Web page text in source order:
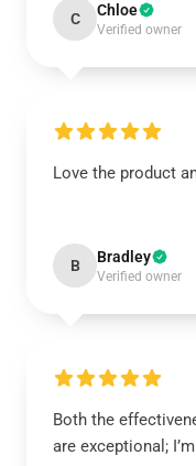
C Chloe
Verified owner
Love the product
B Bradley
Verified owner
Both the
are exceptional;